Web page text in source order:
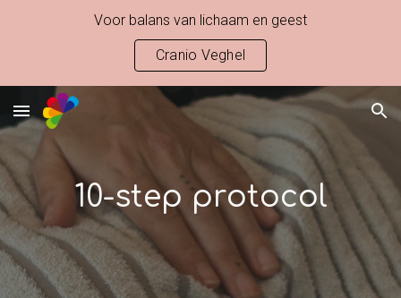
Skip to navigation
Voor balans van lichaam en geest
Cranio Veghel
10-step protocol